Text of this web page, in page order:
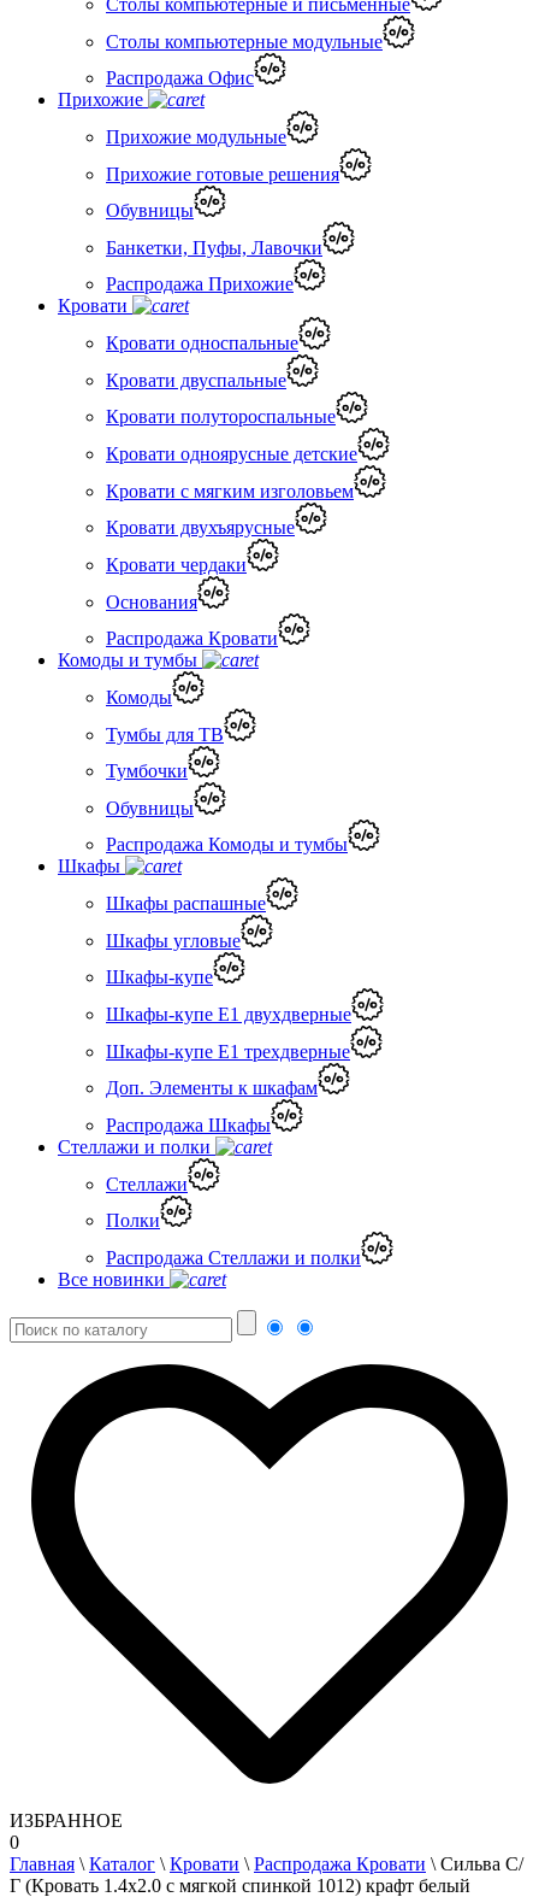
Столы компьютерные и письменные
Столы компьютерные модульные
Распродажа Офис
Прихожие
Прихожие модульные
Прихожие готовые решения
Обувницы
Банкетки, Пуфы, Лавочки
Распродажа Прихожие
Кровати
Кровати односпальные
Кровати двуспальные
Кровати полутороспальные
Кровати одноярусные детские
Кровати с мягким изголовьем
Кровати двухъярусные
Кровати чердаки
Основания
Распродажа Кровати
Комоды и тумбы
Комоды
Тумбы для ТВ
Тумбочки
Обувницы
Распродажа Комоды и тумбы
Шкафы
Шкафы распашные
Шкафы угловые
Шкафы-купе
Шкафы-купе Е1 двухдверные
Шкафы-купе Е1 трехдверные
Доп. Элементы к шкафам
Распродажа Шкафы
Стеллажи и полки
Стеллажи
Полки
Распродажа Стеллажи и полки
Все новинки
ИЗБРАННОЕ
0
Главная \ Каталог \ Кровати \ Распродажа Кровати \ Сильва С/
Г (Кровать 1.4х2.0 с мягкой спинкой 1012) крафт белый